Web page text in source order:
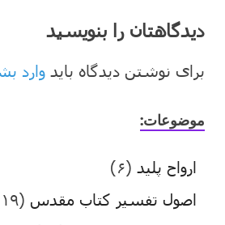
دیدگاهتان را بنویسید
برای نوشتن دیدگاه باید وارد
موضوعات:
ارواح پلید (۶)
اصول تفسیر کتاب مقدس (۱۹)